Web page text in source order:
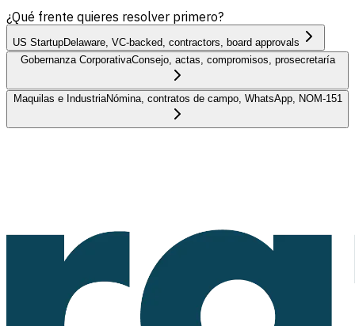
¿Qué frente quieres resolver primero?
US StartupDelaware, VC-backed, contractors, board approvals
Gobernanza CorporativaConsejo, actas, compromisos, prosecretaría
Maquilas e IndustriaNómina, contratos de campo, WhatsApp, NOM-151